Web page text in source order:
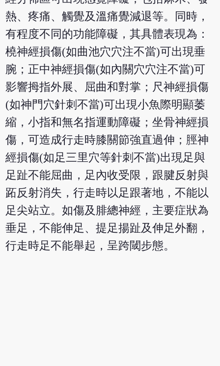
熱、疼痛、觸覺及溫痛覺減退等。同時，
有程度不同的功能障礙，其具體表現為：
橈神經損傷(如曲池穴穴注不當)可出現垂
腕；正中神經損傷(如內關穴穴注不當)可
影響拇指外展、屈曲和對掌；尺神經損傷
(如神門穴針刺不當)可出現小魚際明顯萎
縮，小指和無名指運動障礙；坐骨神經損
傷，可造成行走時膝關節強直過伸；脛神
經損傷(如足三里穴等針刺不當)出現足與
足趾不能屈曲，足內收受限，跟腱反射與
跖反射消失，行走時以足跟著地，不能以
足尖站立。如傷及腓總神經，主要症狀為
垂足，不能伸足、提足揚趾及伸足外翻，
行走時足不能舉起，呈跨閾步態。